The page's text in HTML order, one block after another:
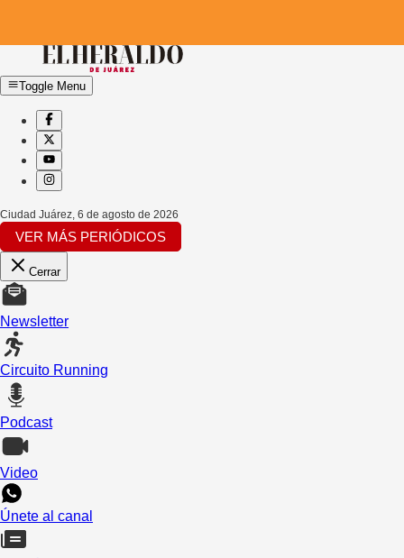
Toggle Menu
Ciudad Juárez 6 de agosto de 2026
VER MÁS PERIÓDICOS
Cerrar
Newsletter
Circuito Running
Podcast
Video
Únete al canal